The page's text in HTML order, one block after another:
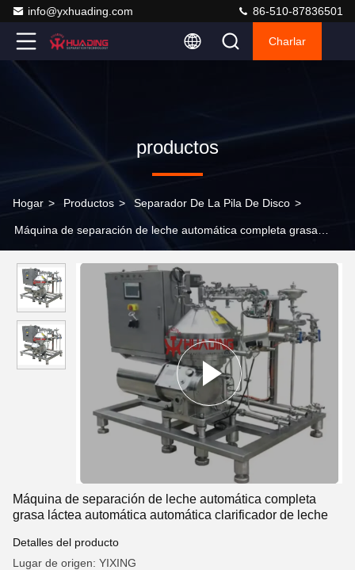
info@yxhuading.com 86-510-87836501
Charlar
productos
Hogar > Productos > Separador De La Pila De Disco >
Máquina de separación de leche automática completa grasa
Máquina de separación de leche automática completa
grasa láctea automática automática clarificador de leche
Detalles del producto
Lugar de origen: YIXING